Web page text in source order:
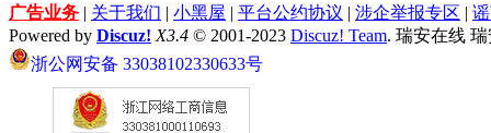
广告业务 | 关于我们 | 小黑屋 | 平台公约协议 | 涉企举报专区 |
Powered by Discuz! X3.4 © 2001-2023 Discuz! Team. 瑞安在线
浙公网安备 33038102330633号